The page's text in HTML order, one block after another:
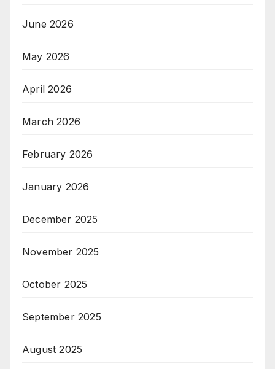
June 2026
May 2026
April 2026
March 2026
February 2026
January 2026
December 2025
November 2025
October 2025
September 2025
August 2025